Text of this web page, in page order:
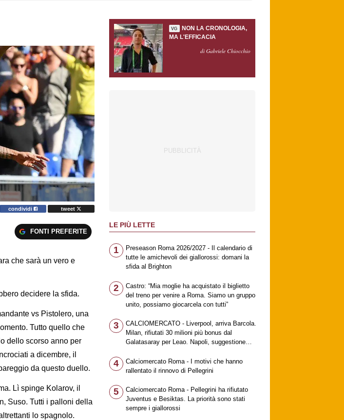
condividi tweet
FONTI PREFERITE
che sarà un vero e
decidere la sfida.
vs Pistolero, una
Tutto quello che
dello scorso anno per
a dicembre, il
da questo duello.
Lì spinge Kolarov, il
Suso. Tutti i palloni della
lo spagnolo.
VG
NON LA CRONOLOGIA,
MA L'EFFICACIA
di Gabriele Chiocchio
LE PIÙ LETTE
1
Preseason Roma 2026/2027 - Il calendario di
tutte le amichevoli dei giallorossi: domani la
sfida al Brighton
2
Castro: “Mia moglie ha acquistato il biglietto
del treno per venire a Roma. Siamo un gruppo
unito, possiamo giocarcela con tutti”
3
CALCIOMERCATO - Liverpool, arriva Barcola.
Milan, rifiutati 30 milioni più bonus dal
Galatasaray per Leao. Napoli, suggestione
di Mastantuono
4
Calciomercato Roma - I motivi che hanno
rallentato il rinnovo di Pellegrini
5
Calciomercato Roma - Pellegrini ha rifiutato
Juventus e Besiktas. La priorità sono stati
sempre i giallorossi